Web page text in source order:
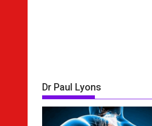
Dr Paul Lyons